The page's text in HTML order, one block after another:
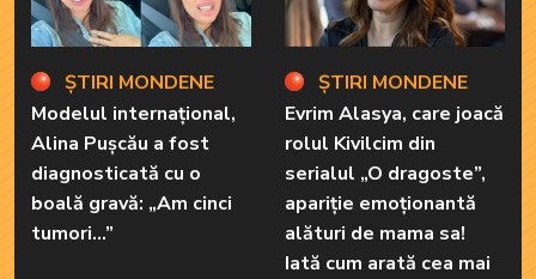
ȘTIRI MONDENE
Modelul internațional,
Alina Pușcău a fost
diagnosticată cu o
boală gravă: „Am cinci
tumori...”
ȘTIRI MONDENE
Evrim Alasya, care joacă
rolul Kivilcim din
serialul „O dragoste”,
apariție emoționantă
alături de mama sa!
Iată cum arată cea mai